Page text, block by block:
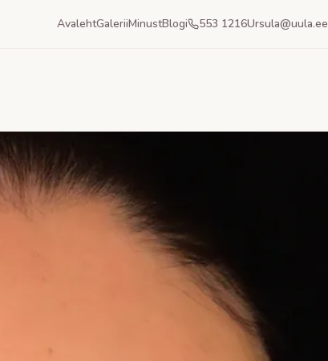
AvalehtGaleriiMinustBlogi 553 1216Ursula@uula.ee